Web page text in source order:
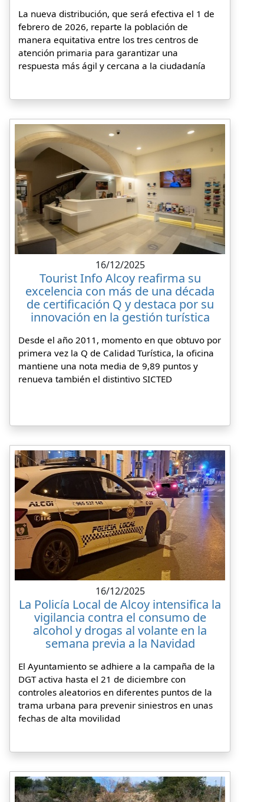
La nueva distribución, que será efectiva el 1 de
febrero de 2026, reparte la población de
manera equitativa entre los tres centros de
atención primaria para garantizar una
respuesta más ágil y cercana a la ciudadanía
16/12/2025
Tourist Info Alcoy reafirma su
excelencia con más de una década
de certificación Q y destaca por su
innovación en la gestión turística
Desde el año 2011, momento en que obtuvo por
primera vez la Q de Calidad Turística, la oficina
mantiene una nota media de 9,89 puntos y
renueva también el distintivo SICTED
16/12/2025
La Policía Local de Alcoy intensifica la
vigilancia contra el consumo de
alcohol y drogas al volante en la
semana previa a la Navidad
El Ayuntamiento se adhiere a la campaña de la
DGT activa hasta el 21 de diciembre con
controles aleatorios en diferentes puntos de la
trama urbana para prevenir siniestros en unas
fechas de alta movilidad